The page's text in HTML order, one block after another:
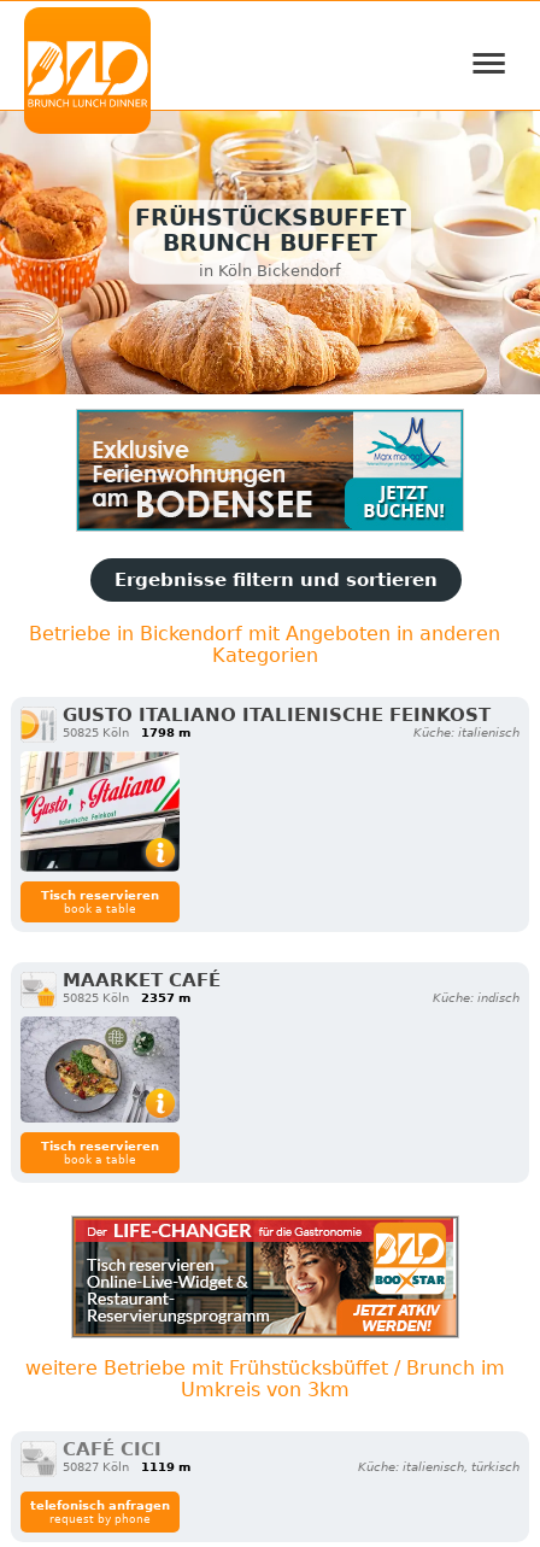
≡
FRÜHSTÜCKSBUFFET
BRUNCH BUFFET
in Köln Bickendorf
Ergebnisse filtern und sortieren
Betriebe in Bickendorf mit Angeboten in anderen
Kategorien
GUSTO ITALIANO ITALIENISCHE FEINKOST
50825 Köln 1798 m Küche: italienisch
Tisch reservieren
book a table
MAARKET CAFÉ
50825 Köln 2357 m Küche: indisch
Tisch reservieren
book a table
weitere Betriebe mit Frühstücksbüffet / Brunch im
Umkreis von 3km
CAFÉ CICI
50827 Köln 1119 m Küche: italienisch, türkisch
telefonisch anfragen
request by phone